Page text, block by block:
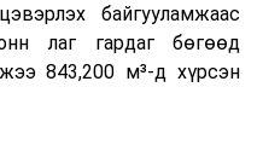
ажиллах дадлага зэрэг
зохион байгуулж
байгууламжаас
лаг гардаг бөгөөд
843,200 м³-д хүрсэн